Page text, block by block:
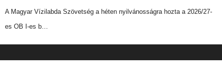
A Magyar Vízilabda Szövetség a héten nyilvánosságra hozta a 2026/27-
es OB I-es b…